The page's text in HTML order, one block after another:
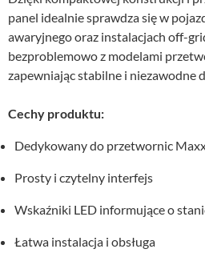
panel idealnie sprawdza się w
awaryjnego oraz instalacjach off-
bezproblemowo z modelami
zapewniając stabilne i niezawodne
Cechy produktu:
Dedykowany do przetwornic
Prosty i czytelny interfejs
Wskaźniki LED informujące o
Łatwa instalacja i obsługa